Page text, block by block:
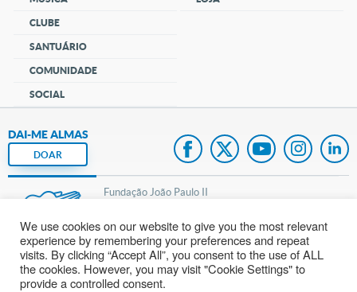
CLUBE
SANTUÁRIO
COMUNIDADE
SOCIAL
DAI-ME ALMAS
DOAR
Fundação João Paulo II
Pedido de Oração
Mapa do site
We use cookies on our website to give you the most relevant
experience by remembering your preferences and repeat
visits. By clicking “Accept All”, you consent to the use of ALL
the cookies. However, you may visit "Cookie Settings" to
provide a controlled consent.